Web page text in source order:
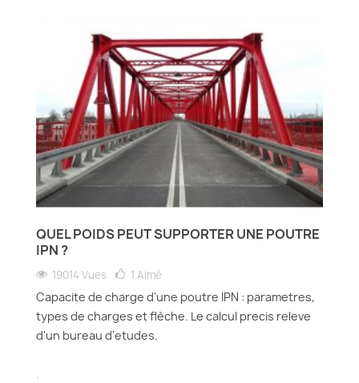
QUEL POIDS PEUT SUPPORTER UNE POUTRE
IPN ?
19014 Vues 1 Aimé
Capacite de charge d'une poutre IPN : parametres,
types de charges et flèche. Le calcul precis releve
d'un bureau d'etudes.
.